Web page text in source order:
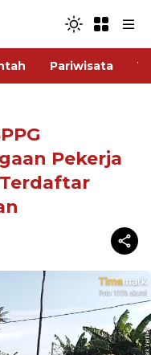
Pariwisata
Pekerja